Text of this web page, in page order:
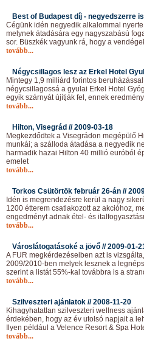
Best of Budapest díj - negyedszerre
Cégünk idén negyedik alkalommal
melynek átadására egy nagyszabású
sor. Büszkék vagyunk rá, hogy a
tovább...
Négycsillagos lesz az Erkel Hotel
Mintegy 1,9 milliárd forintos
négycsillagossá a gyulai Erkel Hotel
egyik szárnyát újítják fel, ennek
tovább...
Hilton, Visegrád //2009-03-18
Megkezdődtek a Visegrádon megépülő
munkái; a szálloda átadása a negyedik
harmadik hazai Hilton 40 millió euróból
emelet
tovább...
Torkos Csütörtök február 26-án //
Idén is megrendezésre kerül a nagy
1200 étterem csatlakozott az akcióhoz,
engedményt adnak étel- és
tovább...
Városlátogatásoké a jövő //2009-01-
A FUR megkérdezéseiben azt is
2009/2010-ben melyek lesznek a
szerint a listát 55%-kal továbbra is a
tovább...
Szilveszteri ajánlatok //2008-11-20
Kihagyhatatlan szilveszteri wellness
érdekében, hogy az év utolsó napjait a
Ilyen például a Velence Resort & Spa
tovább...